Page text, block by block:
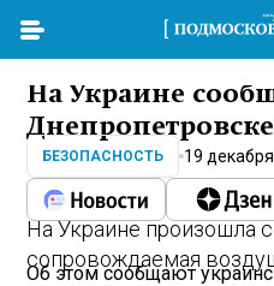
На Украине
Днепропетровске
БЕЗОПАСНОСТЬ 19
На Украине произошла
сопровождаемая
Об этом сообщают